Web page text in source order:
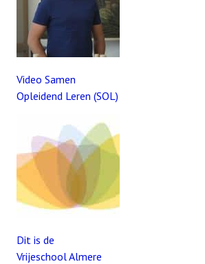
Video Samen
Opleidend Leren (SOL)
Dit is de
Vrijeschool Almere